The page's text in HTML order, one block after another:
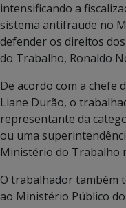
intensificando a
sistema antifraude no
defender os direitos
do Trabalho, Ronaldo
De acordo com a chefe
Liane Durão, o
representante da
ou uma
Ministério do Trabalho
O trabalhador também
ao Ministério Público